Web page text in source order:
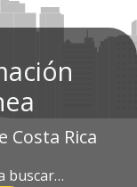
Costa Rica
buscar…